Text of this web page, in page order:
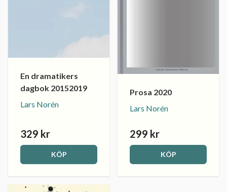
En dramatikers
dagbok 20152019
Lars Norén
329 kr
KÖP
Prosa 2020
Lars Norén
299 kr
KÖP